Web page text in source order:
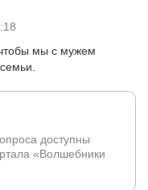
мы с мужем
доступны
«Волшебники